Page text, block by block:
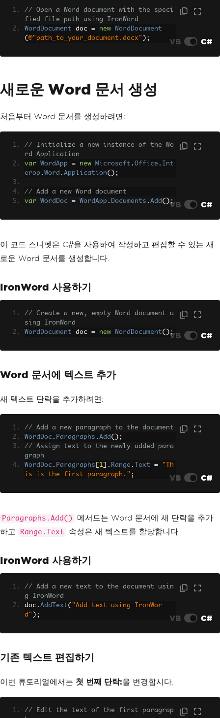
// Open a Word document with the speci
fied file path using IronWord
WordDocument doc = new
WordDocument
( @"path_to_your_document.docx" ); VB C#
새로운 Word 문서 생성
처음부터 Word 문서를 생성하려면:
// Initialize a new instance of the Wo
rd Application
var
WordApp = new Microsoft . Office . Int
erop . Word . Application();
// Add a new Word document
var
WordDoc = WordApp . Documents . Add ();VB C#
이 코드 스니펫은 C#을 사용하여 작성하고 편집할 수 있는 새
로운 Word 문서를 생성합니다.
IronWord 사용하기
// Create a new, empty Word document u
sing IronWord
WordDocument doc = new WordDocument();VB C#
Word 문서에 텍스트 추가
새 텍스트 단락을 추가하려면:
// Add a new paragraph to the document
WordDoc . Paragraphs . Add ();
// Assign text to the newly added para
graph
WordDoc . Paragraphs 1 ]. Range . Text =
"Th
is is the first paragraph." ; VB C#
Paragraphs.Add()
메서드는 Word 문서에 새 단락을 추가
하고
Range.Text 속성은 새 텍스트를 할당합니다.
IronWord 사용하기
// Add a new text to the document usin
g IronWord
doc . AddText( "Add text using IronWor
d" ); VB C#
기존 텍스트 편집하기
이번 튜토리얼에서는 첫 번째 단락:을 변경합시다.
// Edit the text of the first paragrap